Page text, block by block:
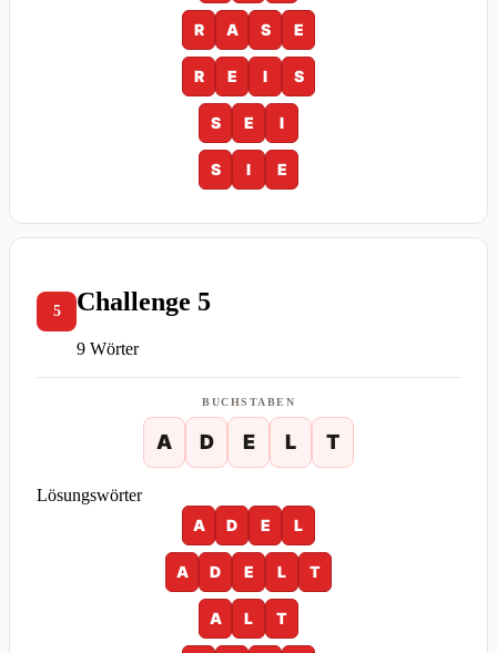
R A S E
R E I S
S E I
S I E
5 Challenge 5
9 Wörter
BUCHSTABEN
A D E L T
Lösungswörter
A
D E L
A D E L T
A L T